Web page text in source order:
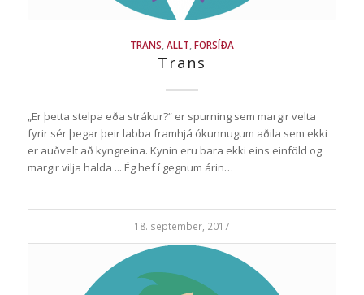
TRANS ALLT FORSÍÐA
Trans
„Er þetta stelpa eða strákur?“ er spurning sem margir velta
fyrir sér þegar þeir labba framhjá ókunnugum aðila sem ekki
er auðvelt að kyngreina. Kynin eru bara ekki eins einföld og
margir vilja halda ... Ég hef í gegnum árin…
18. september, 2017